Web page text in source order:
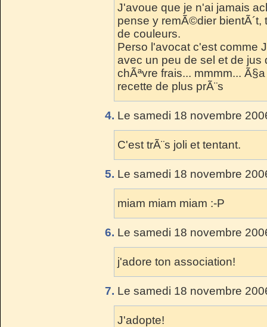
J'avoue que je n'ai jamais
pense y remÃ©dier
de couleurs.
Perso l'avocat c'est comme
avec un peu de sel et de jus
chÃªvre frais... mmmm...
recette de plus prÃ¨s
4. Le samedi 18 novembre
C'est trÃ¨s joli et tentant.
5. Le samedi 18 novembre
miam miam miam :-P
6. Le samedi 18 novembre
j'adore ton association!
7. Le samedi 18 novembre
J'adopte!